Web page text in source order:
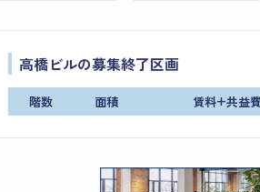
高橋ビルの募集終了区画
階数 面積 賃料+共益